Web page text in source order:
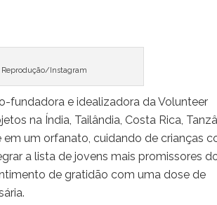
Instagram
fundadora e idealizadora da Volunteer
na Índia, Tailândia, Costa Rica,
um orfanato, cuidando de crianças
a lista de jovens mais promissores
de gratidão com uma dose de